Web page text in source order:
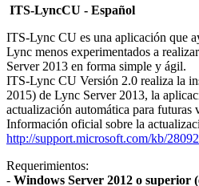
ITS-LyncCU - Español
ITS-Lync CU es una aplicación que
Lync menos experimentados a
Server 2013 en forma simple y ágil.
ITS-Lync CU Versión 2.0 realiza la
2015) de Lync Server 2013, la
actualización automática para futuras
Información oficial sobre la
http://support.microsoft.com/kb/
Requerimientos:
- Windows Server 2012 o superior